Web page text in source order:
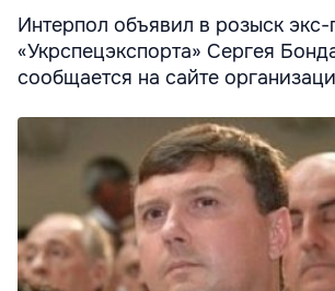
Интерпол объявил в розыск экс-
«Укрспецэкспорта» Сергея
сообщается на сайте